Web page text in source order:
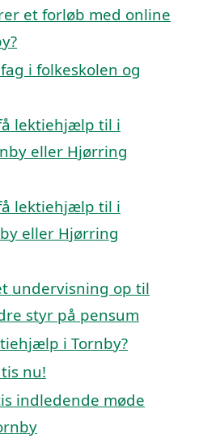
et forløb med online
i folkeskolen og
lektiehjælp til i
eller Hjørring
lektiehjælp til i
eller Hjørring
undervisning op til
styr på pensum
i Tornby?
nu!
indledende møde